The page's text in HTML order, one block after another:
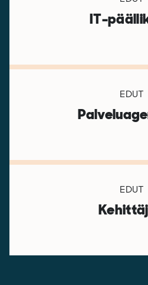
IT-
EDUT
EDUT